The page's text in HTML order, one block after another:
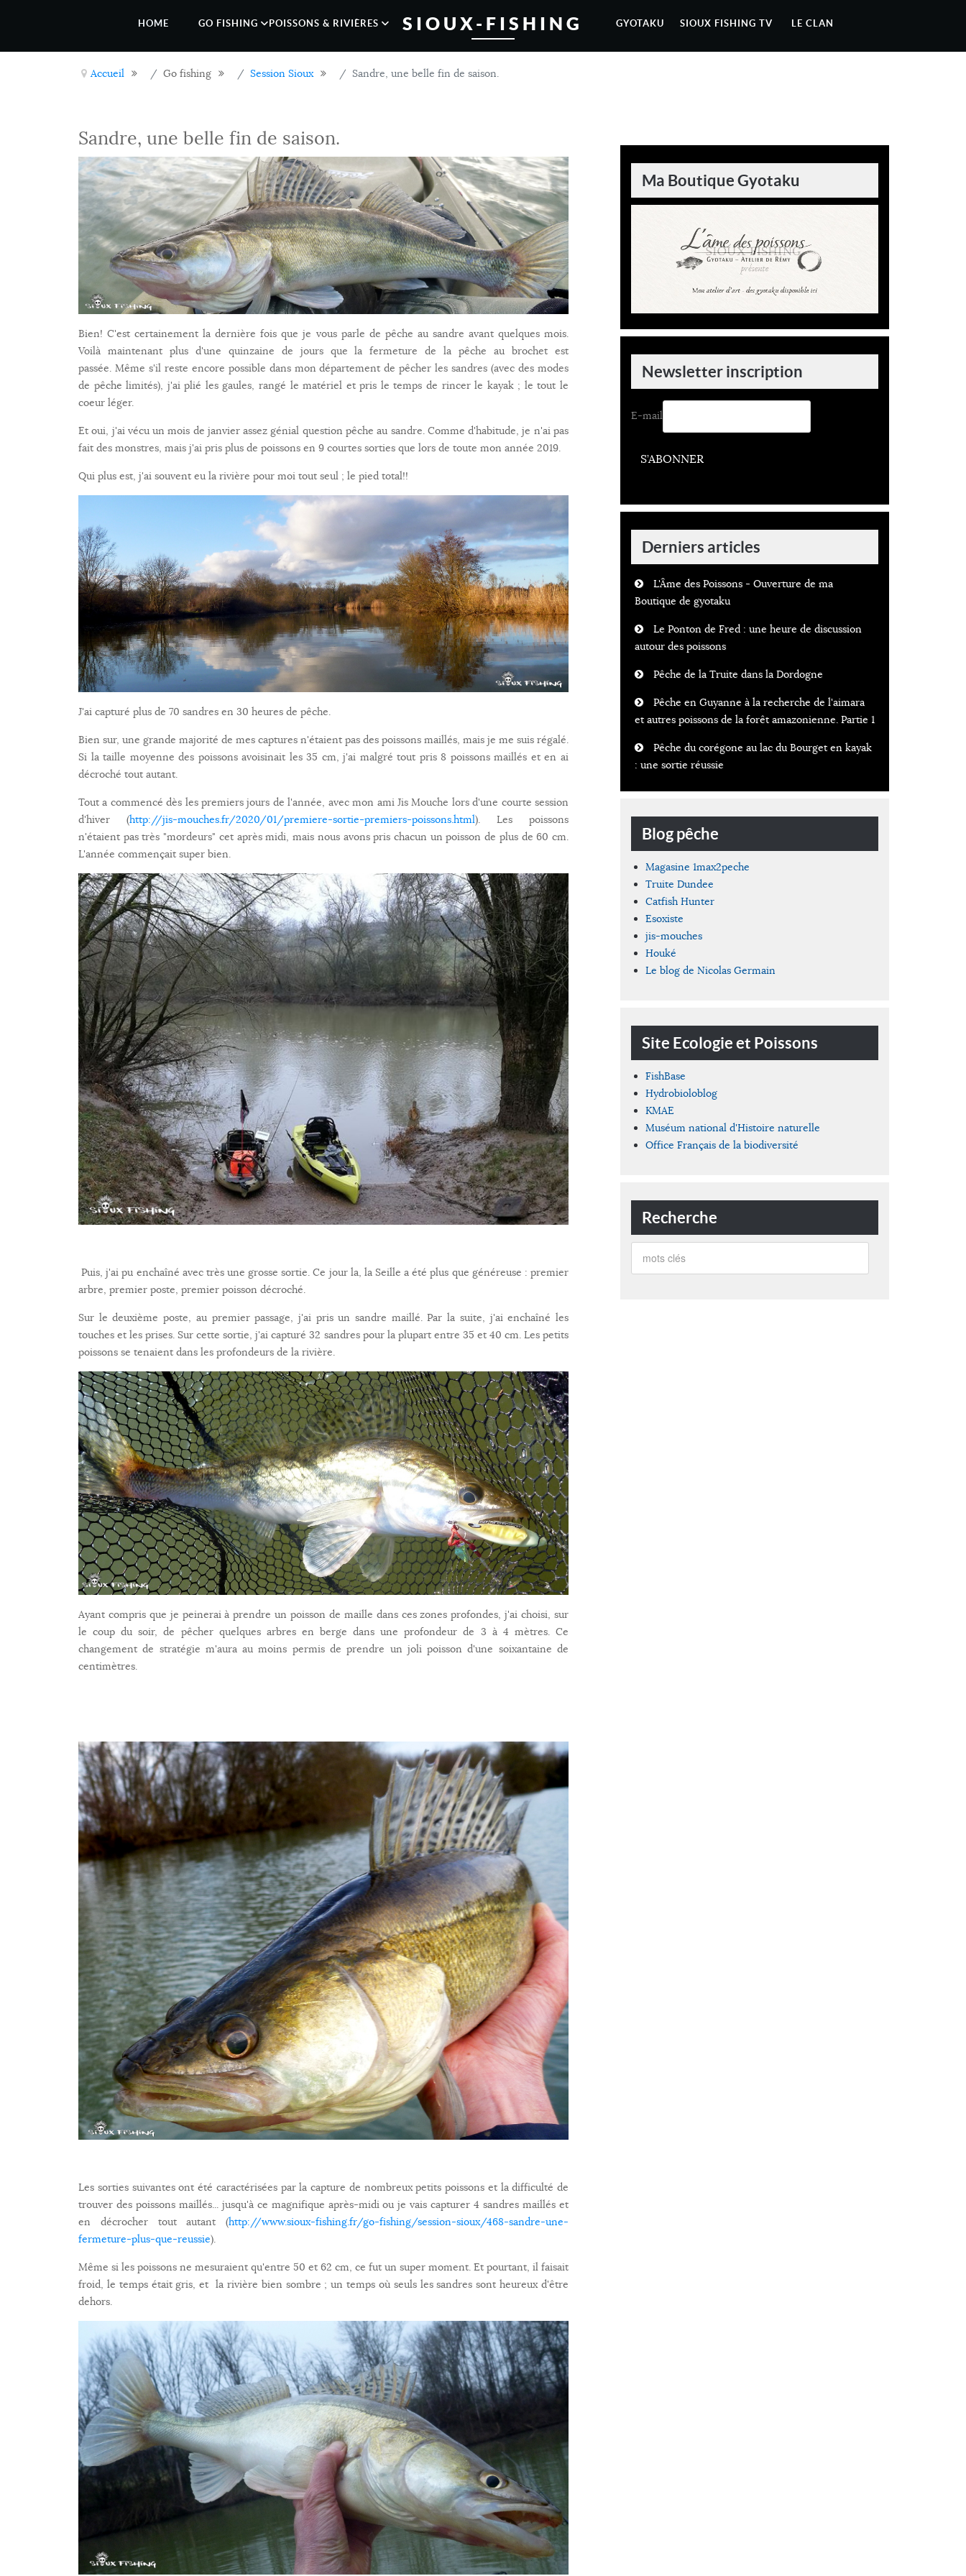
HOME GO FISHING POISSONS & RIVIÈRES SIOUX-FISHING GYOTAKU SIOUX FISHING TV LE CLAN
Accueil Go fishing Session Sioux Sandre, une belle fin de saison.
Sandre, une belle fin de saison.
Bien! C'est certainement la dernière fois que je vous parle de pêche au sandre avant quelques mois.
Voilà maintenant plus d'une quinzaine de jours que la fermeture de la pêche au brochet est
passée. Même s'il reste encore possible dans mon département de pêcher les sandres (avec des modes
de pêche limités), j'ai plié les gaules, rangé le matériel et pris le temps de rincer le kayak ; le tout le
coeur léger.
Et oui, j'ai vécu un mois de janvier assez génial question pêche au sandre. Comme d'habitude, je n'ai pas
fait des monstres, mais j'ai pris plus de poissons en 9 courtes sorties que lors de toute mon année 2019.
Qui plus est, j'ai souvent eu la rivière pour moi tout seul ; le pied total!!
J'ai capturé plus de 70 sandres en 30 heures de pêche.
Bien sur, une grande majorité de mes captures n'étaient pas des poissons maillés, mais je me suis régalé.
Si la taille moyenne des poissons avoisinait les 35 cm, j'ai malgré tout pris 8 poissons maillés et en ai
décroché tout autant.
Tout a commencé dès les premiers jours de l'année, avec mon ami Jis Mouche lors d'une courte session
d'hiver (http://jis-mouches.fr/2020/01/premiere-sortie-premiers-poissons.html). Les poissons
n'étaient pas très "mordeurs" cet après midi, mais nous avons pris chacun un poisson de plus de 60 cm.
L'année commençait super bien.
Puis, j'ai pu enchaîné avec très une grosse sortie. Ce jour la, la Seille a été plus que généreuse : premier
arbre, premier poste, premier poisson décroché.
Sur le deuxième poste, au premier passage, j'ai pris un sandre maillé. Par la suite, j'ai enchaîné les
touches et les prises. Sur cette sortie, j'ai capturé 32 sandres pour la plupart entre 35 et 40 cm. Les petits
poissons se tenaient dans les profondeurs de la rivière.
Ayant compris que je peinerai à prendre un poisson de maille dans ces zones profondes, j'ai choisi, sur
le coup du soir, de pêcher quelques arbres en berge dans une profondeur de 3 à 4 mètres. Ce
changement de stratégie m'aura au moins permis de prendre un joli poisson d'une soixantaine de
centimètres.
Les sorties suivantes ont été caractérisées par la capture de nombreux petits poissons et la difficulté de
trouver des poissons maillés... jusqu'à ce magnifique après-midi ou je vais capturer 4 sandres maillés et
en décrocher tout autant (http://www.sioux-fishing.fr/go-fishing/session-sioux/468-sandre-une-
fermeture-plus-que-reussie).
Même si les poissons ne mesuraient qu'entre 50 et 62 cm, ce fut un super moment. Et pourtant, il faisait
froid, le temps était gris, et la rivière bien sombre ; un temps où seuls les sandres sont heureux d'être
dehors.
Ma Boutique Gyotaku
Newsletter inscription
E-mail
S’ABONNER
Derniers articles
L'Âme des Poissons - Ouverture de ma
Boutique de gyotaku
Le Ponton de Fred : une heure de discussion
autour des poissons
Pêche de la Truite dans la Dordogne
Pêche en Guyanne à la recherche de l'aimara
et autres poissons de la forêt amazonienne. Partie 1
Pêche du corégone au lac du Bourget en kayak
: une sortie réussie
Blog pêche
Magasine 1max2peche
Truite Dundee
Catfish Hunter
Esoxiste
jis-mouches
Houké
Le blog de Nicolas Germain
Site Ecologie et Poissons
FishBase
Hydrobioloblog
KMAE
Muséum national d'Histoire naturelle
Office Français de la biodiversité
Recherche